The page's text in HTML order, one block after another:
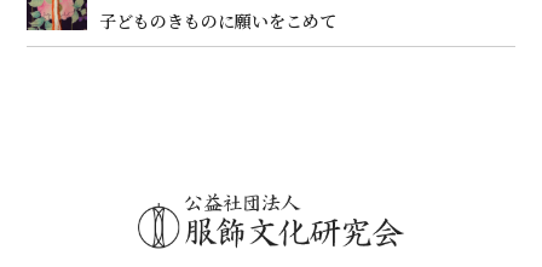
子どものきものに願いをこめて